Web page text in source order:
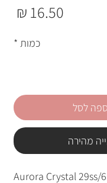
כמות *
לסל
מהירה
Aurora Crystal 29ss/